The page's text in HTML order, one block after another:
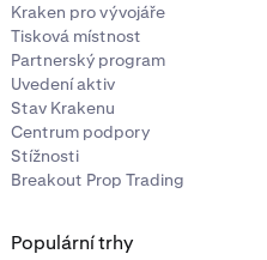
Kraken pro vývojáře
Tisková místnost
Partnerský program
Uvedení aktiv
Stav Krakenu
Centrum podpory
Stížnosti
Breakout Prop Trading
Populární trhy